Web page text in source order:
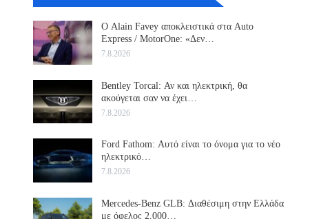
Ο Alain Favey αποκλειστικά στα Auto
Express / MotorOne: «Δεν…
7.8.2026
Bentley Torcal: Αν και ηλεκτρική, θα
ακούγεται σαν να έχει…
7.8.2026
Ford Fathom: Αυτό είναι το όνομα για το νέο
ηλεκτρικό…
7.8.2026
Mercedes-Benz GLB: Διαθέσιμη στην Ελλάδα
με όφελος 2.000…